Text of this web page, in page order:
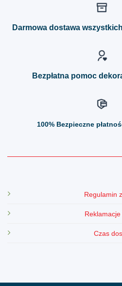
Darmowa dostawa
Bezpłatna pomoc
100% Bezpieczne
Regulamin
Czas